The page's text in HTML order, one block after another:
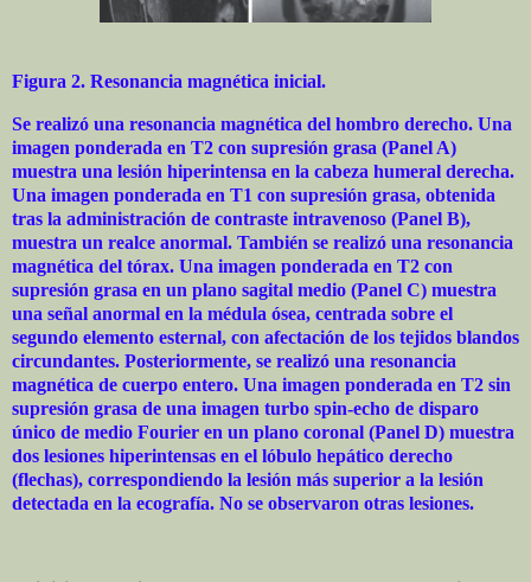
Figura 2. Resonancia magnética inicial.
Se realizó una resonancia magnética del hombro derecho. Una
imagen ponderada en T2 con supresión grasa (Panel A)
muestra una lesión hiperintensa en la cabeza humeral derecha.
Una imagen ponderada en T1 con supresión grasa, obtenida
tras la administración de contraste intravenoso (Panel B),
muestra un realce anormal. También se realizó una resonancia
magnética del tórax. Una imagen ponderada en T2 con
supresión grasa en un plano sagital medio (Panel C) muestra
una señal anormal en la médula ósea, centrada sobre el
segundo elemento esternal, con afectación de los tejidos blandos
circundantes. Posteriormente, se realizó una resonancia
magnética de cuerpo entero. Una imagen ponderada en T2 sin
supresión grasa de una imagen turbo spin-echo de disparo
único de medio Fourier en un plano coronal (Panel D) muestra
dos lesiones hiperintensas en el lóbulo hepático derecho
(flechas), correspondiendo la lesión más superior a la lesión
detectada en la ecografía. No se observaron otras lesiones.